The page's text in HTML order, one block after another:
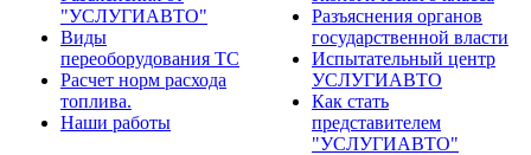
"УСЛУГИАВТО"
Виды
переоборудования ТС
Расчет норм расхода
топлива.
Наши работы
Разъяснения органов
государственной власти
Испытательный центр
УСЛУГИАВТО
Как стать
представителем
"УСЛУГИАВТО"